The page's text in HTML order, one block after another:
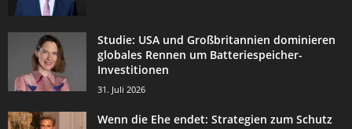
Studie: USA und Großbritannien dominieren
globales Rennen um Batteriespeicher-
Investitionen
31. Juli 2026
Wenn die Ehe endet: Strategien zum Schutz